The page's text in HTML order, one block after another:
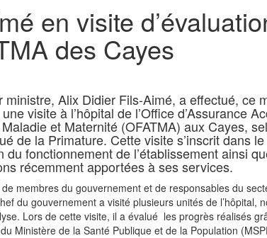
en visite
des Cayes
ministre, Alix Didier Fils-Aimé, a effectué, ce
visite à l’hôpital de l’Office d’Assurance
et Maternité (OFATMA) aux Cayes,
de la Primature. Cette visite s’inscrit dans
du fonctionnement de l’établissement ainsi
récemment apportées à ses services.
membres du gouvernement et de responsables du
du gouvernement a visité plusieurs unités de l’hôpital,
Lors de cette visite, il a évalué les progrès réalisés
Ministère de la Santé Publique et de la Population